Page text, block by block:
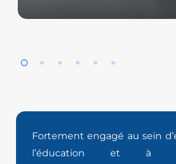
Fortement engagé au sein
l’éducation et à